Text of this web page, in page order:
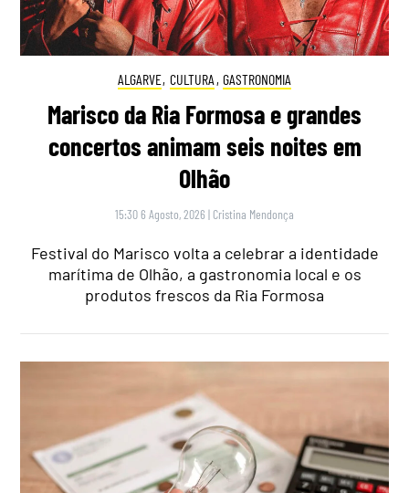
ALGARVE, CULTURA , GASTRONOMIA
Marisco da Ria Formosa e grandes
concertos animam seis noites em
Olhão
15:30 6 Agosto, 2026 | Cristina Mendonça
Festival do Marisco volta a celebrar a identidade
marítima de Olhão, a gastronomia local e os
produtos frescos da Ria Formosa